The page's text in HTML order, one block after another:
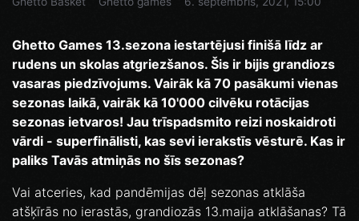
Ghetto Games 13.sezona iestartējusi finišā līdz ar
rudens un skolas atgriezšanos. Šis ir bijis grandiozs
vasaras piedzīvojums. Vairāk kā 70 pasākumi vienas
sezonas laikā, vairāk kā 10'000 cilvēku rotācijas
sezonas ietvaros! Jau trīspadsmito reizi noskaidroti
vārdi - superfinālisti, kas sevi ierakstīs vēsturē. Kas ir
paliks Tavās atmiņās no šīs sezonas?
Vai atceries, kad pandēmijas dēļ sezonas atklāša
atšķīrās no ierastās, grandiozās 13.maija atklāšanas? Tā